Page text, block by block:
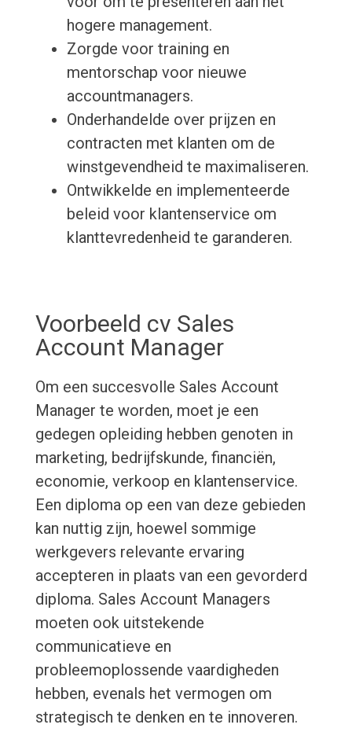
hogere management.
Zorgde voor training en
mentorschap voor nieuwe
accountmanagers.
Onderhandelde over prijzen en
contracten met klanten om de
winstgevendheid te maximaliseren.
Ontwikkelde en implementeerde
beleid voor klantenservice om
klanttevredenheid te garanderen.
Voorbeeld cv Sales
Account Manager
Om een succesvolle Sales Account
Manager te worden, moet je een
gedegen opleiding hebben genoten in
marketing, bedrijfskunde, financiën,
economie, verkoop en klantenservice.
Een diploma op een van deze gebieden
kan nuttig zijn, hoewel sommige
werkgevers relevante ervaring
accepteren in plaats van een gevorderd
diploma. Sales Account Managers
moeten ook uitstekende
communicatieve en
probleemoplossende vaardigheden
hebben, evenals het vermogen om
strategisch te denken en te innoveren.